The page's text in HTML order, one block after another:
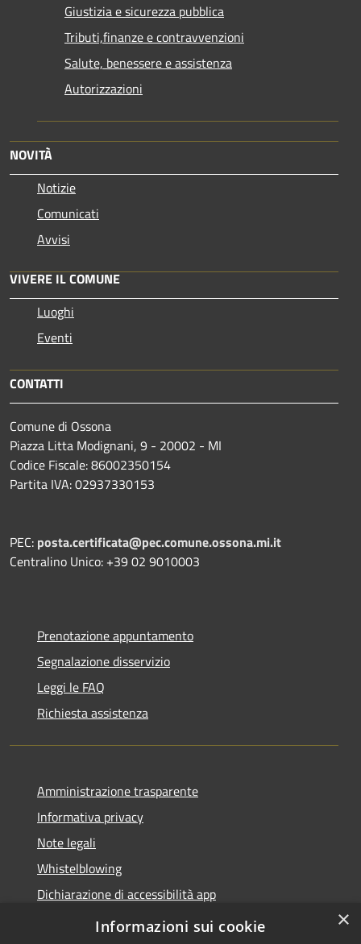
Giustizia e sicurezza pubblica
Tributi,finanze e contravvenzioni
Salute, benessere e assistenza
Autorizzazioni
NOVITÀ
Notizie
Comunicati
Avvisi
VIVERE IL COMUNE
Luoghi
Eventi
CONTATTI
Comune di Ossona
Piazza Litta Modignani, 9 - 20002 - MI
Codice Fiscale: 86002350154
Partita IVA: 02937330153
PEC: posta.certificata@pec.comune.ossona.mi.it
Centralino Unico: +39 02 9010003
Prenotazione appuntamento
Segnalazione disservizio
Leggi le FAQ
Richiesta assistenza
Amministrazione trasparente
Informativa privacy
Note legali
Whistelblowing
Dichiarazione di accessibilità app
Dichiarazione di accessibilità sito
×
Informazioni sui cookie